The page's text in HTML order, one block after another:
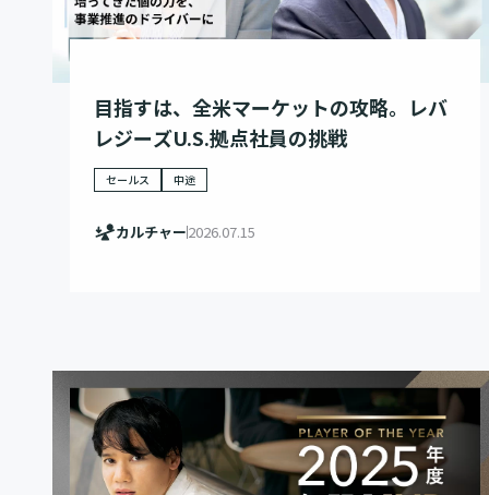
目指すは、全米マーケットの攻略。レバ
レジーズU.S.拠点社員の挑戦
セールス 中途
カルチャー2026.07.15